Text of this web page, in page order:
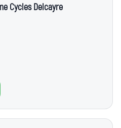
Cycles Delcayre